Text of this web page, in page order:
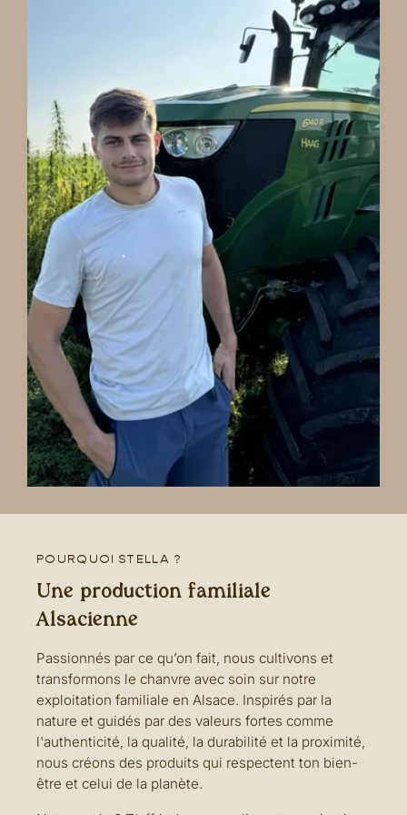
POURQUOI STELLA ?
Une production familiale
Alsacienne
Passionnés par ce qu’on fait, nous cultivons et
transformons le chanvre avec soin sur notre
exploitation familiale en Alsace. Inspirés par la
nature et guidés par des valeurs fortes comme
l'authenticité, la qualité, la durabilité et la proximité,
nous créons des produits qui respectent ton bien-
être et celui de la planète.